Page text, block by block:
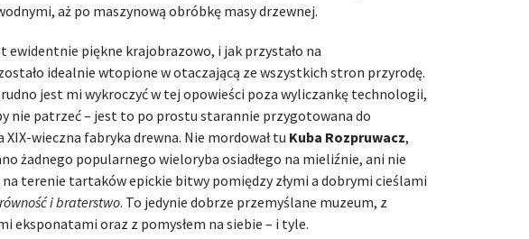
aż po maszynową obróbkę masy drzewnej.
ewidentnie piękne krajobrazowo, i jak przystało na
idealnie wtopione w otaczającą ze wszystkich stron przyrodę.
jest mi wykroczyć w tej opowieści poza wyliczankę technologii,
nie patrzeć – jest to po prostu starannie przygotowana do
XIX-wieczna fabryka drewna. Nie mordował tu Kuba Rozpruwacz,
żadnego popularnego wieloryba osiadłego na mieliźnie, ani nie
na terenie tartaków epickie bitwy pomiędzy złymi a dobrymi cieślami
i braterstwo. To jedynie dobrze przemyślane muzeum, z
eksponatami oraz z pomysłem na siebie – i tyle.